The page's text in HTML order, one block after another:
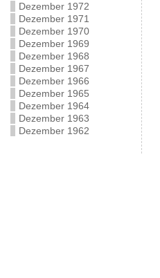
Dezember 1972
Dezember 1971
Dezember 1970
Dezember 1969
Dezember 1968
Dezember 1967
Dezember 1966
Dezember 1965
Dezember 1964
Dezember 1963
Dezember 1962